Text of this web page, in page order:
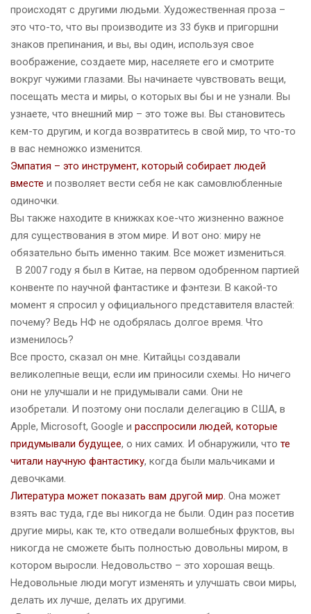
происходят с другими людьми. Художественная проза –
это что-то, что вы производите из 33 букв и пригоршни
знаков препинания, и вы, вы один, используя свое
воображение, создаете мир, населяете его и смотрите
вокруг чужими глазами. Вы начинаете чувствовать вещи,
посещать места и миры, о которых вы бы и не узнали. Вы
узнаете, что внешний мир – это тоже вы. Вы становитесь
кем-то другим, и когда возвратитесь в свой мир, то что-то
в вас немножко изменится.
Эмпатия – это инструмент, который собирает людей
вместе и позволяет вести себя не как самовлюбленные
одиночки.
Вы также находите в книжках кое-что жизненно важное
для существования в этом мире. И вот оно: миру не
обязательно быть именно таким. Все может измениться.
В 2007 году я был в Китае, на первом одобренном партией
конвенте по научной фантастике и фэнтези. В какой-то
момент я спросил у официального представителя властей:
почему? Ведь НФ не одобрялась долгое время. Что
изменилось?
Все просто, сказал он мне. Китайцы создавали
великолепные вещи, если им приносили схемы. Но ничего
они не улучшали и не придумывали сами. Они не
изобретали. И поэтому они послали делегацию в США, в
Apple, Microsoft, Google и расспросили людей, которые
придумывали будущее, о них самих. И обнаружили, что те
читали научную фантастику, когда были мальчиками и
девочками.
Литература может показать вам другой мир. Она может
взять вас туда, где вы никогда не были. Один раз посетив
другие миры, как те, кто отведали волшебных фруктов, вы
никогда не сможете быть полностью довольны миром, в
котором выросли. Недовольство – это хорошая вещь.
Недовольные люди могут изменять и улучшать свои миры,
делать их лучше, делать их другими.